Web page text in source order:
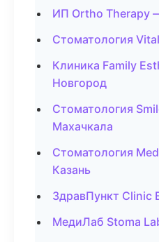
ИП Ortho Therapy
Стоматология
Клиника Family
Новгород
Стоматология
Махачкала
Стоматология
Казань
ЗдравПункт
МедиЛаб Stoma